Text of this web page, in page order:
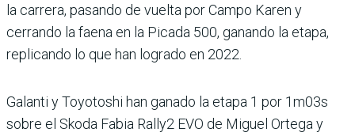
la carrera, pasando de vuelta por Campo Karen y
cerrando la faena en la Picada 500, ganando la etapa,
repli­cando lo que han logrado en 2022.
Galanti y Toyotoshi han ganado la etapa 1 por 1m03s
sobre el Skoda Fabia Rally2 EVO de Miguel Ortega y